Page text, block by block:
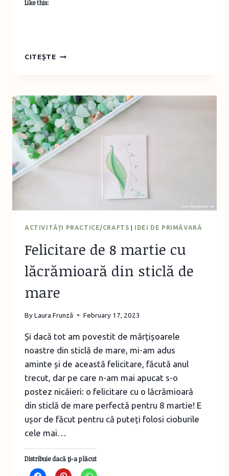
Like this:
CITEȘTE14
14
ANI,
MICHELLE
ICARD,
EDITURA
UNIVERS
ACTIVITĂŢI PRACTICE/CRAFTS IDEI DE PRIMĂVARĂ
Felicitare de 8 martie cu
lăcrămioară din sticlă de
mare
ByLaura Frunză February 17, 2023
Și dacă tot am povestit de mărțișoarele
noastre din sticlă de mare, mi-am adus
aminte și de această felicitare, făcută anul
trecut, dar pe care n-am mai apucat s-o
postez nicăieri: o felicitare cu o lăcrămioară
din sticlă de mare perfectă pentru 8 martie! E
ușor de făcut pentru că puteți folosi cioburile
cele mai…
Distribuie dacă ţi-a plăcut